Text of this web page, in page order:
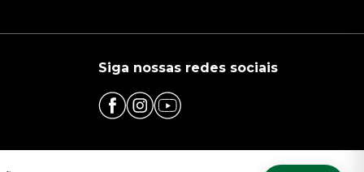
Siga nossas redes sociais